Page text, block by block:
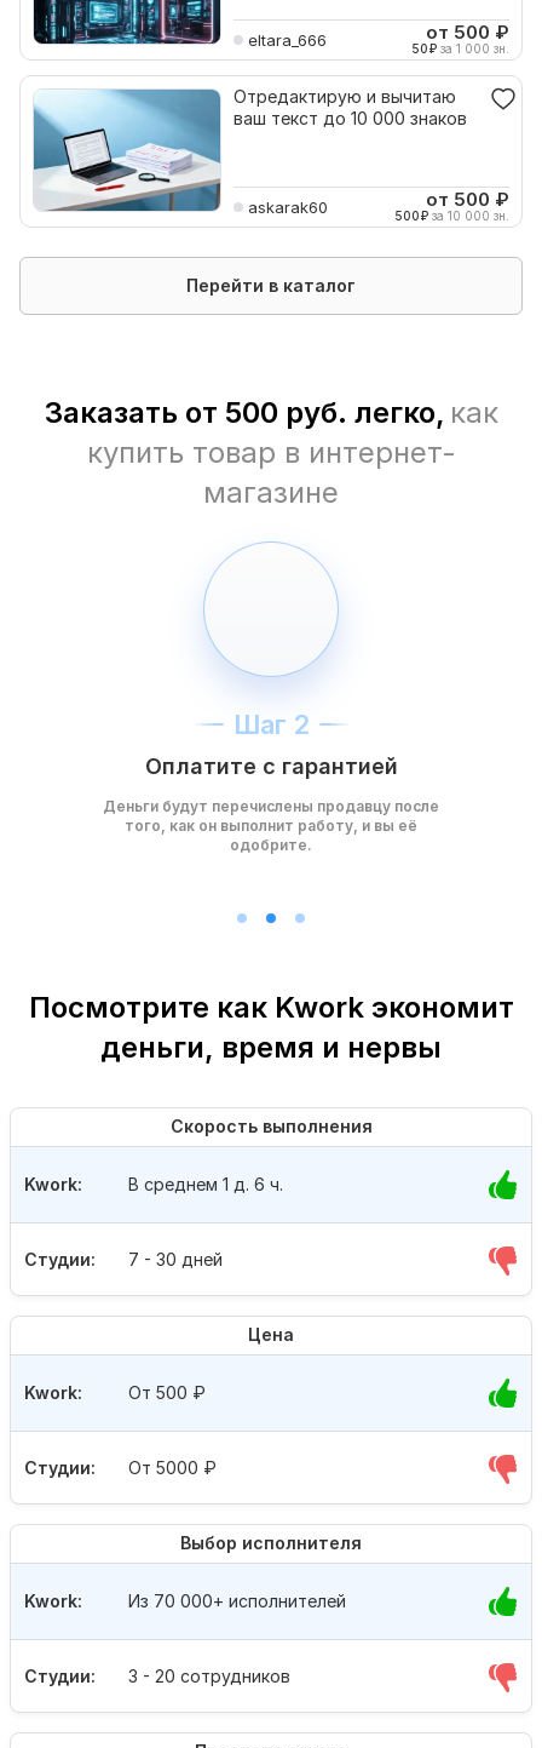
eltara_666 от 500 ₽
50₽ за 1 000 зн.
Отредактирую и вычитаю
ваш текст до 10 000 знаков
askarak60 от 500 ₽
500₽ за 10 000 зн.
Перейти в каталог
Заказать от 500 руб. легко, как
купить товар в интернет-
магазине
Шаг 2
Оплатите с гарантией
Деньги будут перечислены продавцу после
того, как он выполнит работу, и вы её
одобрите.
Посмотрите как Kwork экономит
деньги, время и нервы
Скорость выполнения
Студии: 7 - 30 дней
Kwork: В среднем 1 д. 6 ч.
Цена
Студии: От 5000 ₽
Kwork: От 500 ₽
Выбор исполнителя
Студии: 3 - 20 сотрудников
Kwork: Из 70 000+ исполнителей